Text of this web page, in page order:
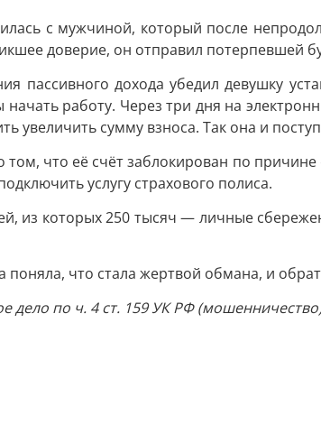
с мужчиной, который после
доверие, он отправил потерпевшей
пассивного дохода убедил девушку
работу. Через три дня на
увеличить сумму взноса. Так она и
что её счёт заблокирован по причине
услугу страхового полиса.
из которых 250 тысяч — личные
что стала жертвой обмана, и
дело по ч. 4 ст. 159 УК РФ